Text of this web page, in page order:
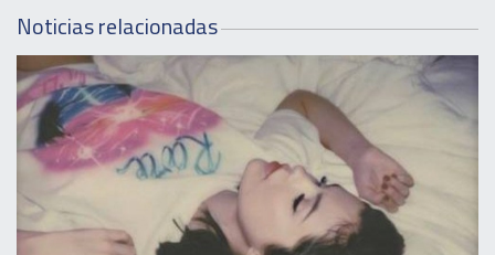
Noticias relacionadas